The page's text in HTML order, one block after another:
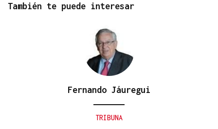
También te puede interesar
Fernando Jáuregui
TRIBUNA